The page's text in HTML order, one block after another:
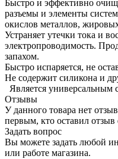
Быстро и эффективно
разъемы и элементы
окислов металлов,
Устраняет утечки тока и
электропроводимость.
запахом.
Быстро испаряется, не
Не содержит силикона и
Является универсальным
Отзывы
У данного товара нет
первым, кто оставил отзыв
Задать вопрос
Вы можете задать любой
или работе магазина.